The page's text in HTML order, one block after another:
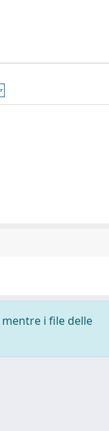
mentre i file delle